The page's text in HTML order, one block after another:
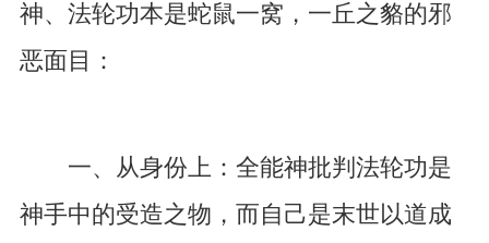
神、法轮功本是蛇鼠一窝，一丘之貉的邪
恶面目：
一、从身份上：全能神批判法轮功是
神手中的受造之物，而自己是末世以道成